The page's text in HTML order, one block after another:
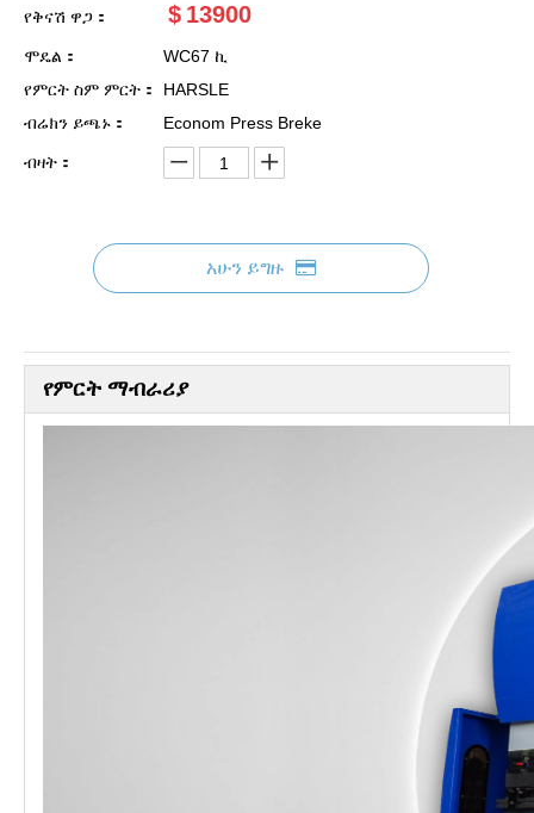
የቅናሽ ዋጋ： $ 13900
ሞዴል：
WC67 ኪ
የምርት ስም ምርት：
HARSLE
ብሬክን ይጫኑ：
Econom Press Breke
ብዛት：
አሁን ይግዙ
የምርት ማብራሪያ